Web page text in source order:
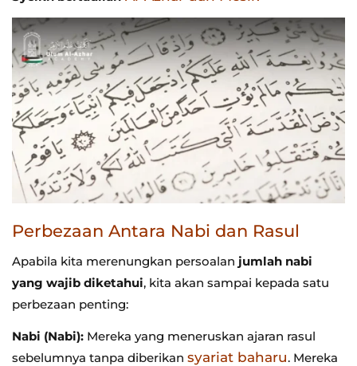
Perbezaan Antara Nabi dan Rasul
Apabila kita merenungkan persoalan jumlah nabi
yang wajib diketahui, kita akan sampai kepada satu
perbezaan penting:
Nabi (Nabi): Mereka yang meneruskan ajaran rasul
sebelumnya tanpa diberikan syariat baharu. Mereka